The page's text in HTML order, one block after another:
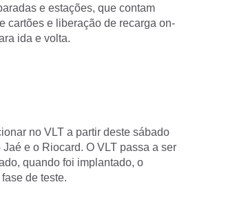
e estações, que contam
cartões e liberação de recarga on-
ida e volta.
no VLT a partir deste sábado
e o Riocard. O VLT passa a ser
quando foi implantado, o
de teste.